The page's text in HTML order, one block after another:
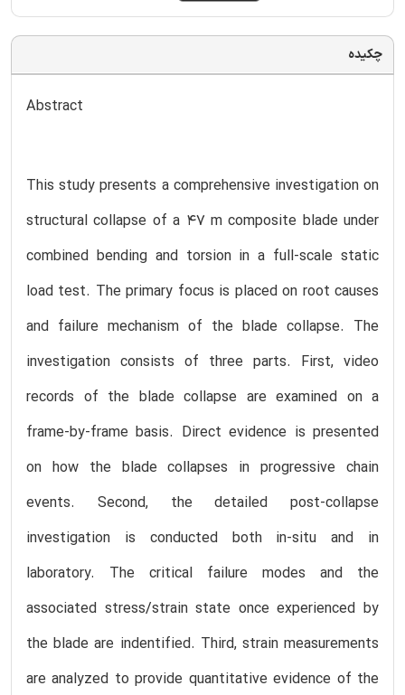
چکیده
Abstract
This study presents a comprehensive investigation on
structural collapse of a 47 m composite blade under
combined bending and torsion in a full-scale static
load test. The primary focus is placed on root causes
and failure mechanism of the blade collapse. The
investigation consists of three parts. First, video
records of the blade collapse are examined on a
frame-by-frame basis. Direct evidence is presented
on how the blade collapses in progressive chain
events. Second, the detailed post-collapse
investigation is conducted both in-situ and in
laboratory. The critical failure modes and the
associated stress/strain state once experienced by
the blade are indentified. Third, strain measurements
are analyzed to provide quantitative evidence of the